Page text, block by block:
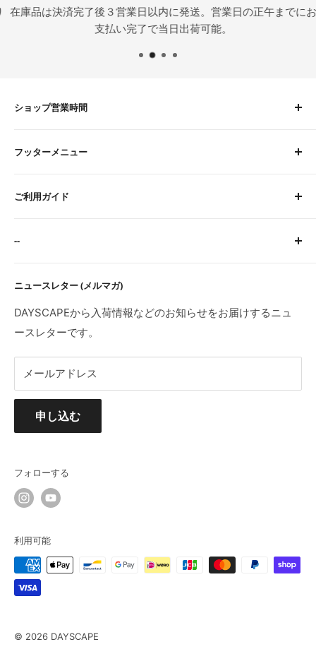
在庫品は決済完了後３営業日以内に発送。営業日の正午までにお
支払い完了で当日出荷可能。
ニュースレター (メルマガ)
DAYSCAPEから入荷情報などのお知らせをお届けするニュ
ースレターです。
メールアドレス
申し込む
ショップ営業時間
土曜 9:00〜12:00
※臨時休業日等はトップページにてご案内します。
フッターメニュー
お問い合わせ
ご利用ガイド
ご注文・お支払いについて
返品・交換・初期不良・海外製品について
--
プライバシーポリシー
利用規約
フォローする
利用可能
© 2026 DAYSCAPE